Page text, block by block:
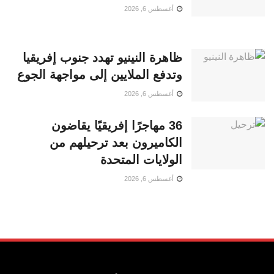
أغسطس 6, 2026
ظاهرة النينيو تهدد جنوب إفريقيا
وتدفع الملايين إلى مواجهة الجوع
أغسطس 6, 2026
36 مهاجرًا إفريقيًا يقاضون
الكاميرون بعد ترحيلهم من
الولايات المتحدة
أغسطس 6, 2026